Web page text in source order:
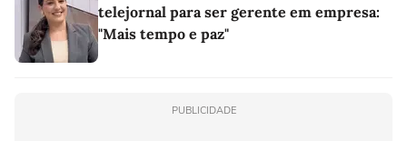
telejornal para ser gerente em empresa:
"Mais tempo e paz"
PUBLICIDADE